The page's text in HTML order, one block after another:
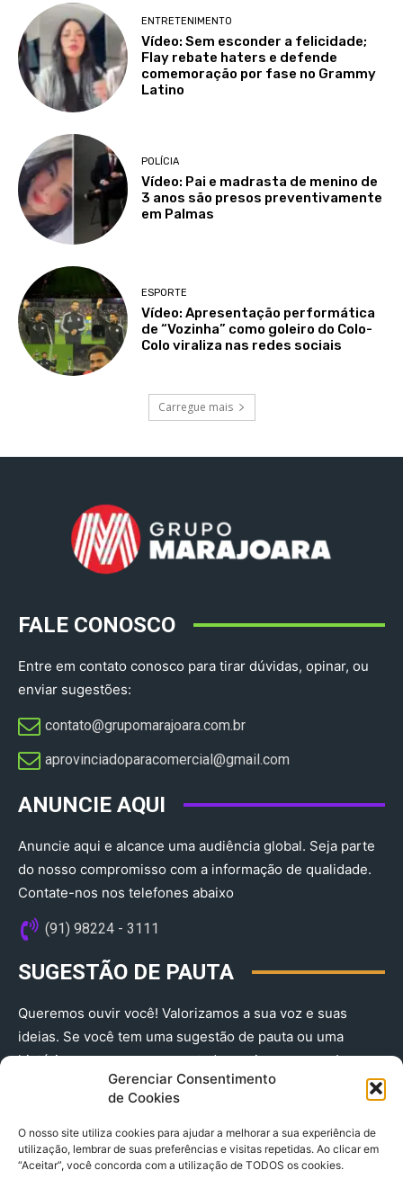
Gerenciar Consentimento
de Cookies
O nosso site utiliza cookies para ajudar a melhorar a sua experiência de
utilização, lembrar de suas preferências e visitas repetidas. Ao clicar em
“Aceitar”, você concorda com a utilização de TODOS os cookies.
ENTRETENIMENTO
Vídeo: Sem esconder a felicidade;
Flay rebate haters e defende
comemoração por fase no Grammy
Latino
POLÍCIA
Vídeo: Pai e madrasta de menino de
3 anos são presos preventivamente
em Palmas
ESPORTE
Vídeo: Apresentação performática
de “Vozinha” como goleiro do Colo-
Colo viraliza nas redes sociais
Carregue mais
FALE CONOSCO
Entre em contato conosco para tirar dúvidas, opinar, ou
enviar sugestões:
contato@grupomarajoara.com.br
aprovinciadoparacomercial@gmail.com​
ANUNCIE AQUI
Anuncie aqui e alcance uma audiência global. Seja parte
do nosso compromisso com a informação de qualidade.
Contate-nos nos telefones abaixo
(91) 98224 - 3111
SUGESTÃO DE PAUTA
Queremos ouvir você! Valorizamos a sua voz e suas
ideias. Se você tem uma sugestão de pauta ou uma
história que merece ser contada, envie-nos agora!
(91) 98224 - 3111